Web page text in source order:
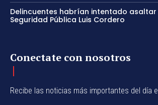
Delincuentes habrían intentado
Seguridad Pública Luis Cordero
Conectate con nosotros
Recibe las noticias más importantes del día